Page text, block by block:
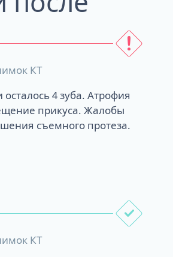
КТ
4 зуба. Атрофия
прикуса. Жалобы
съемного протеза.
КТ